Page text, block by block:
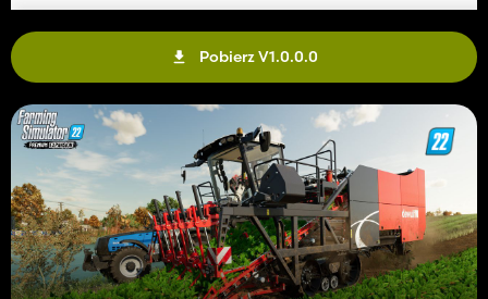
Pobierz V1.0.0.0